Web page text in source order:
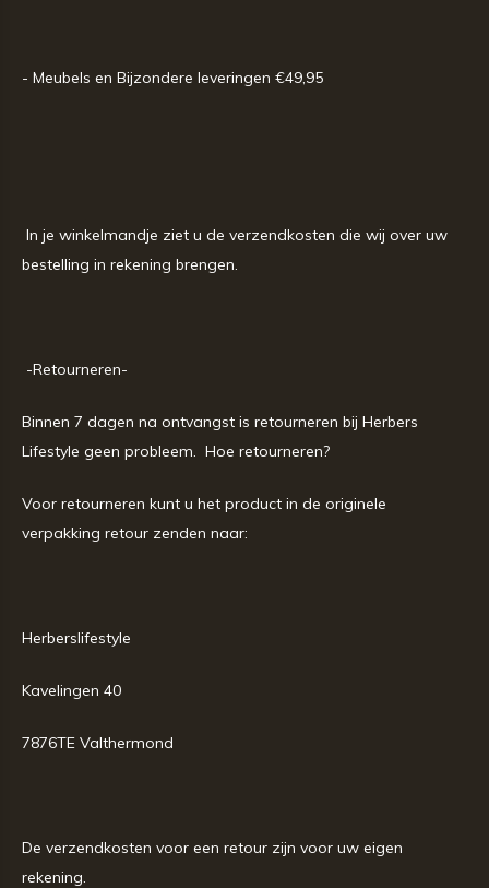
- Meubels en Bijzondere leveringen €49,95
In je winkelmandje ziet u de verzendkosten die wij over uw
bestelling in rekening brengen.
-Retourneren-
Binnen 7 dagen na ontvangst is retourneren bij Herbers
Lifestyle geen probleem. Hoe retourneren?
Voor retourneren kunt u het product in de originele
verpakking retour zenden naar:
Herberslifestyle
Kavelingen 40
7876TE Valthermond
De verzendkosten voor een retour zijn voor uw eigen
rekening.